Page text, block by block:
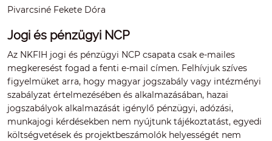
Pivarcsiné Fekete Dóra
Jogi és pénzügyi NCP
Az NKFIH jogi és pénzügyi NCP csapata csak e-mailes
megkeresést fogad a fenti e-mail címen. Felhívjuk szíves
figyelmüket arra, hogy magyar jogszabály vagy intézményi
szabályzat értelmezésében és alkalmazásában, hazai
jogszabályok alkalmazását igénylő pénzügyi, adózási,
munkajogi kérdésekben nem nyújtunk tájékoztatást, egyedi
költségvetések és projektbeszámolók helyességét nem